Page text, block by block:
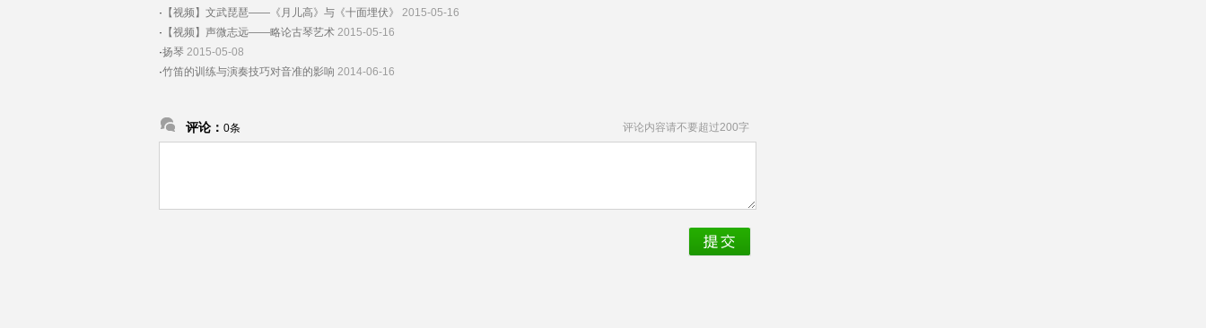
· 【视频】文武琵琶——《月儿高》与《十面埋伏》
2015-05-16
· 【视频】声微志远——略论古琴艺术 2015-05-16
·扬琴 2015-05-08
·竹笛的训练与演奏技巧对音准的影响 2014-06-16
评论： 0条 评论内容请不要超过200字